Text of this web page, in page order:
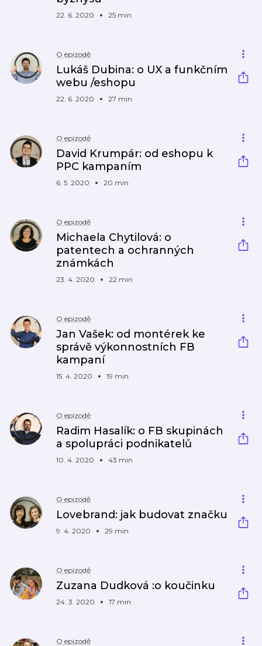
22. 6. 2020 25 min
O epizodě
Lukáš Dubina: o UX a funkčním
webu /eshopu
22. 6. 2020 27 min
O epizodě
David Krumpár: od eshopu k
PPC kampaním
6. 5. 2020 20 min
O epizodě
Michaela Chytilová: o
patentech a ochranných
známkách
23. 4. 2020 22 min
O epizodě
Jan Vašek: od montérek ke
správě výkonnostních FB
kampaní
15. 4. 2020 19 min
O epizodě
Radim Hasalík: o FB skupinách
a spolupráci podnikatelů
10. 4. 2020 43 min
O epizodě
Lovebrand: jak budovat značku
9. 4. 2020 29 min
O epizodě
Zuzana Dudková :o koučinku
24. 3. 2020 17 min
O epizodě